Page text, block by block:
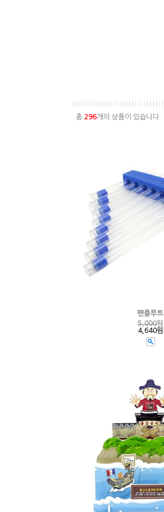
총 296개의 상품이 있습니다.
팬플루트
5,000원
4,640원